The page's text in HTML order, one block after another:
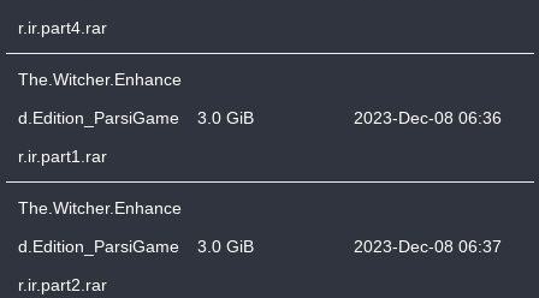
r.ir.part4.rar
The.Witcher.Enhance
d.Edition_ParsiGame
r.ir.part1.rar
3.0 GiB 2023-Dec-08 06:36
The.Witcher.Enhance
d.Edition_ParsiGame
r.ir.part2.rar
3.0 GiB 2023-Dec-08 06:37